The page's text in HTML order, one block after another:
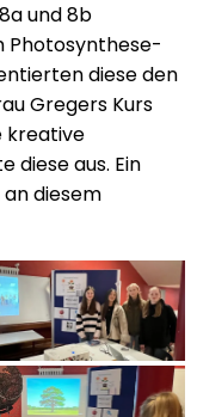
und 8b
Photosynthese-
diese den
Gregers Kurs
kreative
diese aus. Ein
diesem